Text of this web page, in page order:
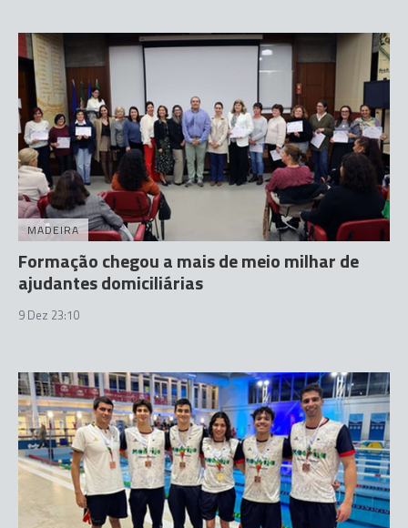
MADEIRA
Formação chegou a mais de meio milhar de
ajudantes domiciliárias
9 Dez 23:10